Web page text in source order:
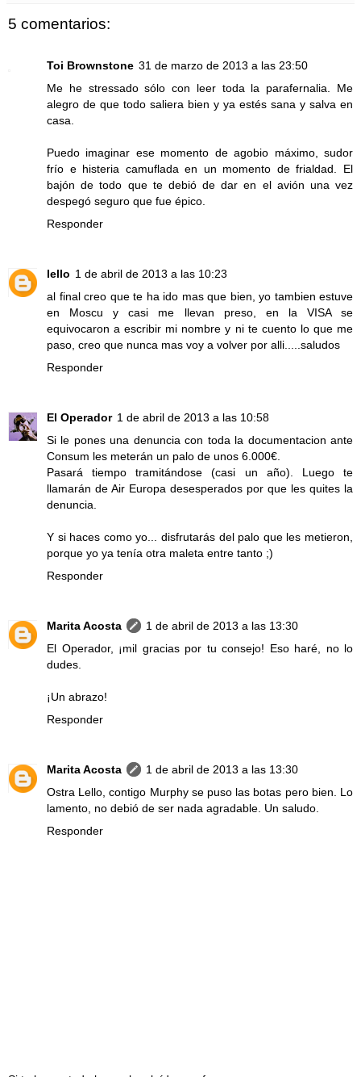
5 comentarios:
Toi Brownstone 31 de marzo de 2013 a las 23:50
Me he stressado sólo con leer toda la parafernalia. Me
alegro de que todo saliera bien y ya estés sana y salva en
casa.
Puedo imaginar ese momento de agobio máximo, sudor
frío e histeria camuflada en un momento de frialdad. El
bajón de todo que te debió de dar en el avión una vez
despegó seguro que fue épico.
Responder
lello 1 de abril de 2013 a las 10:23
al final creo que te ha ido mas que bien, yo tambien estuve
en Moscu y casi me llevan preso, en la VISA se
equivocaron a escribir mi nombre y ni te cuento lo que me
paso, creo que nunca mas voy a volver por alli.....saludos
Responder
El Operador 1 de abril de 2013 a las 10:58
Si le pones una denuncia con toda la documentacion ante
Consum les meterán un palo de unos 6.000€.
Pasará tiempo tramitándose (casi un año). Luego te
llamarán de Air Europa desesperados por que les quites la
denuncia.
Y si haces como yo... disfrutarás del palo que les metieron,
porque yo ya tenía otra maleta entre tanto ;)
Responder
Marita Acosta
1 de abril de 2013 a las 13:30
El Operador, ¡mil gracias por tu consejo! Eso haré, no lo
dudes.
¡Un abrazo!
Responder
Marita Acosta
1 de abril de 2013 a las 13:30
Ostra Lello, contigo Murphy se puso las botas pero bien. Lo
lamento, no debió de ser nada agradable. Un saludo.
Responder